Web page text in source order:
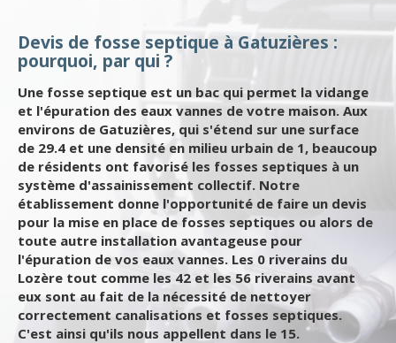
Devis de fosse septique à Gatuzières :
pourquoi, par qui ?
Une fosse septique est un bac qui permet la vidange
et l'épuration des eaux vannes de votre maison. Aux
environs de Gatuzières, qui s'étend sur une surface
de 29.4 et une densité en milieu urbain de 1, beaucoup
de résidents ont favorisé les fosses septiques à un
système d'assainissement collectif. Notre
établissement donne l'opportunité de faire un devis
pour la mise en place de fosses septiques ou alors de
toute autre installation avantageuse pour
l'épuration de vos eaux vannes. Les 0 riverains du
Lozère tout comme les 42 et les 56 riverains avant
eux sont au fait de la nécessité de nettoyer
correctement canalisations et fosses septiques.
C'est ainsi qu'ils nous appellent dans le 15.